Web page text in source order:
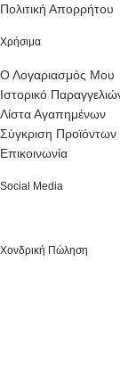
Πολιτική Απορρήτου
Χρήσιμα
Ο Λογαριασμός Μου
Ιστορικό
Λίστα Αγαπημένων
Σύγκριση Προϊόντων
Επικοινωνία
Social Media
Χονδρική Πώληση